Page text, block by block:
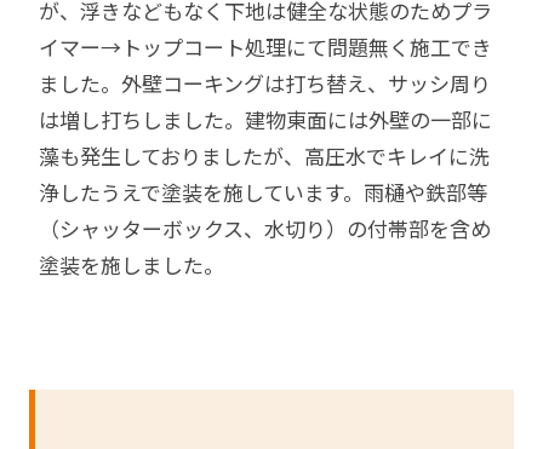
が、浮きなどもなく下地は健全な状態のためプラ
イマー→トップコート処理にて問題無く施工でき
ました。外壁コーキングは打ち替え、サッシ周り
は増し打ちしました。建物東面には外壁の一部に
藻も発生しておりましたが、高圧水でキレイに洗
浄したうえで塗装を施しています。雨樋や鉄部等
（シャッターボックス、水切り）の付帯部を含め
塗装を施しました。